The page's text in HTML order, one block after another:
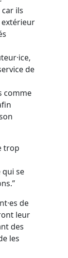
ils
de
comme
trop
qui se
de
leur
des
les